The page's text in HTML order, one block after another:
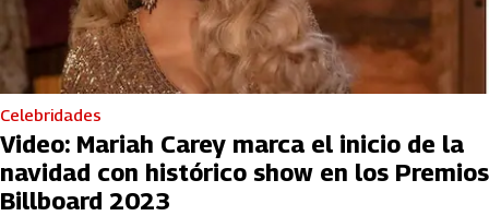
Celebridades
Video: Mariah Carey marca el inicio de la
navidad con histórico show en los Premios
Billboard 2023